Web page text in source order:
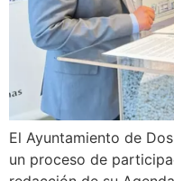
El Ayuntamiento de
un proceso de